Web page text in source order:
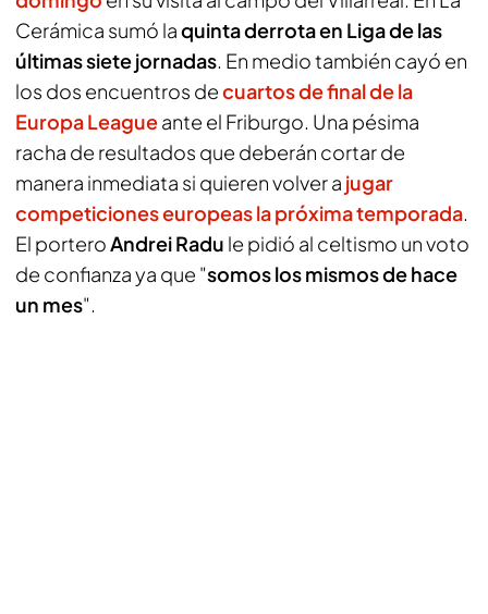
Cerámica sumó laquinta derrota en Liga de las
últimas siete jornadas. En medio también cayó en
los dos encuentros decuartos de final de la
Europa Leagueante el Friburgo. Una pésima
racha de resultados que deberán cortar de
manera inmediata si quieren volver a jugar
competiciones europeas la próxima temporada.
El porteroAndrei Radu le pidió al celtismo un voto
de confianza ya que "somos los mismos de hace
un mes".